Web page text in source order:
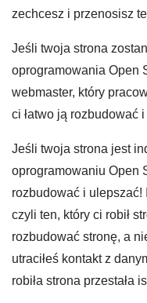
zechcesz i przenosisz
Jeśli twoja strona
oprogramowania Open
webmaster, który
ci łatwo ją rozbudować
Jeśli twoja strona jest
oprogramowaniu Open
rozbudować i ulepszać!
czyli ten, który ci robił
rozbudować stronę, a
utraciłeś kontakt z
robiła strona przestała